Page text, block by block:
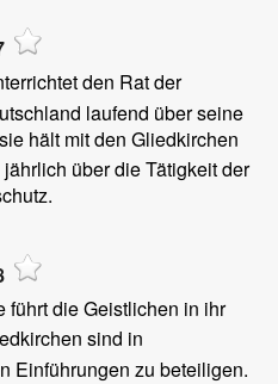
den Rat der
laufend über seine
hält mit den Gliedkirchen
über die Tätigkeit der
führt die Geistlichen in ihr
sind in
Einführungen zu beteiligen.